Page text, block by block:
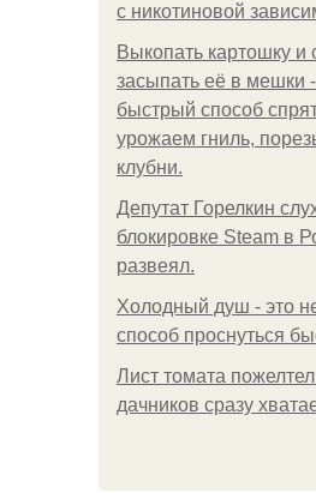
с никотиновой
Выкопать картошку и
засыпать её в мешки
быстрый способ
урожаем гниль,
клубни.
Депутат Горелкин
блокировке Steam в
развеял.
Холодный душ - это
способ проснуться
Лист томата
дачников сразу